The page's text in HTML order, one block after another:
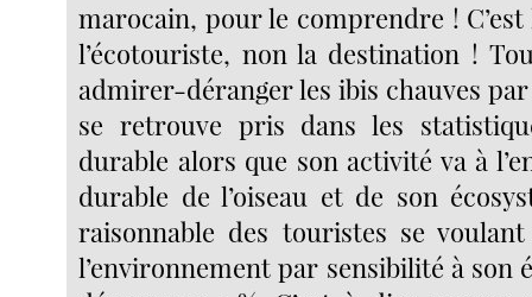
marocain, pour le comprendre !
l’écotouriste, non la destination !
admirer-déranger les ibis chauves
se retrouve pris dans les
durable alors que son activité va à
durable de l’oiseau et de son
raisonnable des touristes se
l’environnement par sensibilité à son